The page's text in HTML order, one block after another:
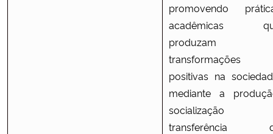
promovendo
acadêmicas
produzam
transformações
positivas na
mediante a
socialização
transferência